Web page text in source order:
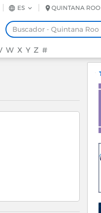
QUINTANA ROO
ES
W X Y Z #